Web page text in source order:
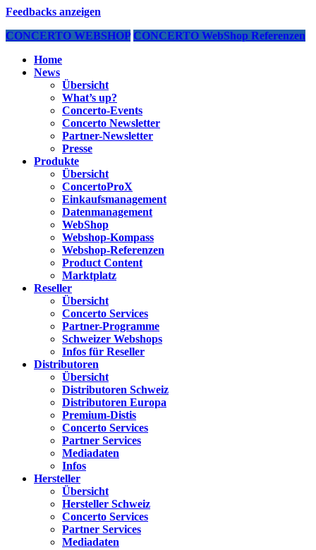
Feedbacks anzeigen
CONCERTO WEBSHOP CONCERTO WebShop Referenzen
Home
News
Übersicht
What’s up?
Concerto-Events
Concerto Newsletter
Partner-Newsletter
Presse
Produkte
Übersicht
ConcertoProX
Einkaufsmanagement
Datenmanagement
WebShop
Webshop-Kompass
Webshop-Referenzen
Product Content
Marktplatz
Reseller
Übersicht
Concerto Services
Partner-Programme
Schweizer Webshops
Infos für Reseller
Distributoren
Übersicht
Distributoren Schweiz
Distributoren Europa
Premium-Distis
Concerto Services
Partner Services
Mediadaten
Infos
Hersteller
Übersicht
Hersteller Schweiz
Concerto Services
Partner Services
Mediadaten